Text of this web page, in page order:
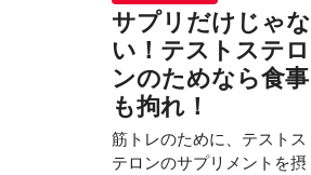
サプリだけじゃな
い！テストステロ
ンのためなら食事
も拘れ！
筋トレのために、テストス
テロンのサプリメントを摂